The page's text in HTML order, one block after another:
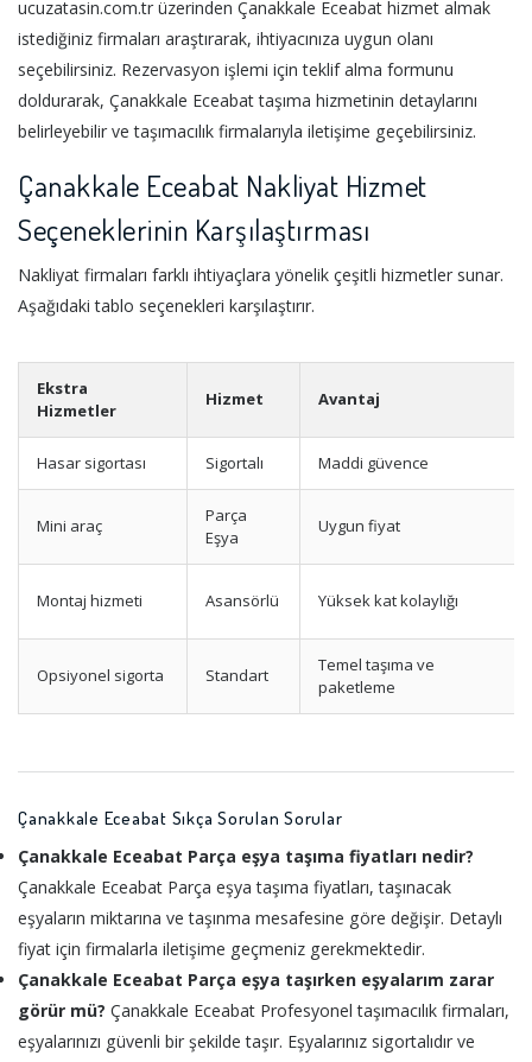
ucuzatasin.com.tr üzerinden Çanakkale Eceabat hizmet almak
istediğiniz firmaları araştırarak, ihtiyacınıza uygun olanı
seçebilirsiniz. Rezervasyon işlemi için teklif alma formunu
doldurarak, Çanakkale Eceabat taşıma hizmetinin detaylarını
belirleyebilir ve taşımacılık firmalarıyla iletişime geçebilirsiniz.
Çanakkale Eceabat Nakliyat Hizmet
Seçeneklerinin Karşılaştırması
Nakliyat firmaları farklı ihtiyaçlara yönelik çeşitli hizmetler sunar.
Aşağıdaki tablo seçenekleri karşılaştırır.
Ekstra
Hizmetler
Hizmet Avantaj
Hasar sigortası Sigortalı Maddi güvence
Mini araç
Parça
Eşya
Uygun fiyat
Montaj hizmeti Asansörlü Yüksek kat kolaylığı
Opsiyonel sigorta Standart
Temel taşıma ve
paketleme
Çanakkale Eceabat Sıkça Sorulan Sorular
Çanakkale Eceabat Parça eşya taşıma fiyatları nedir?
Çanakkale Eceabat Parça eşya taşıma fiyatları, taşınacak
eşyaların miktarına ve taşınma mesafesine göre değişir. Detaylı
fiyat için firmalarla iletişime geçmeniz gerekmektedir.
Çanakkale Eceabat Parça eşya taşırken eşyalarım zarar
görür mü? Çanakkale Eceabat Profesyonel taşımacılık firmaları,
eşyalarınızı güvenli bir şekilde taşır. Eşyalarınız sigortalıdır ve